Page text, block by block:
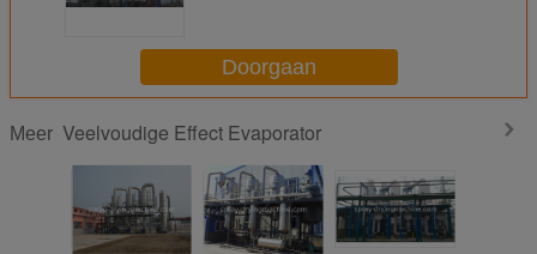
Doorgaan
Meer Veelvoudige Effect Evaporator